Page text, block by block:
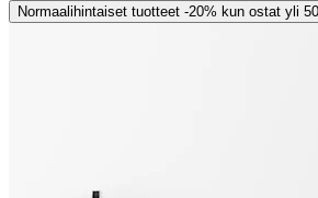
Normaalihintaiset tuotteet -20% kun ostat yli